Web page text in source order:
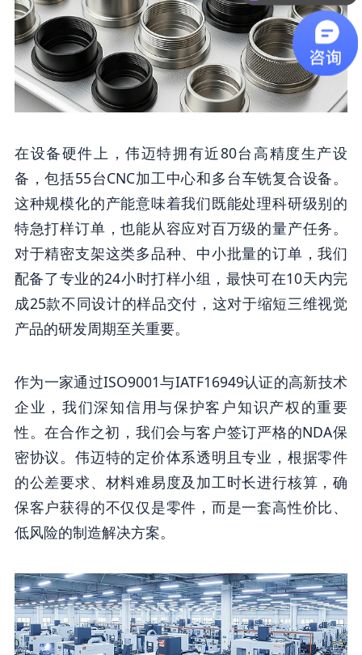
在设备硬件上，伟迈特拥有近80台高精度生产设
备，包括55台CNC加工中心和多台车铣复合设备。
这种规模化的产能意味着我们既能处理科研级别的
特急打样订单，也能从容应对百万级的量产任务。
对于精密支架这类多品种、中小批量的订单，我们
配备了专业的24小时打样小组，最快可在10天内完
成25款不同设计的样品交付，这对于缩短三维视觉
产品的研发周期至关重要。
作为一家通过ISO9001与IATF16949认证的高新技术
企业，我们深知信用与保护客户知识产权的重要
性。在合作之初，我们会与客户签订严格的NDA保
密协议。伟迈特的定价体系透明且专业，根据零件
的公差要求、材料难易度及加工时长进行核算，确
保客户获得的不仅仅是零件，而是一套高性价比、
低风险的制造解决方案。